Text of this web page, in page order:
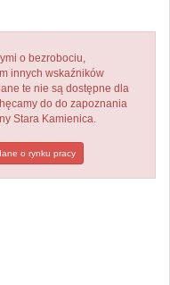
o bezrobociu,
innych wskaźników
te nie są dostępne dla
do do zapoznania
Stara Kamienica.
o rynku pracy